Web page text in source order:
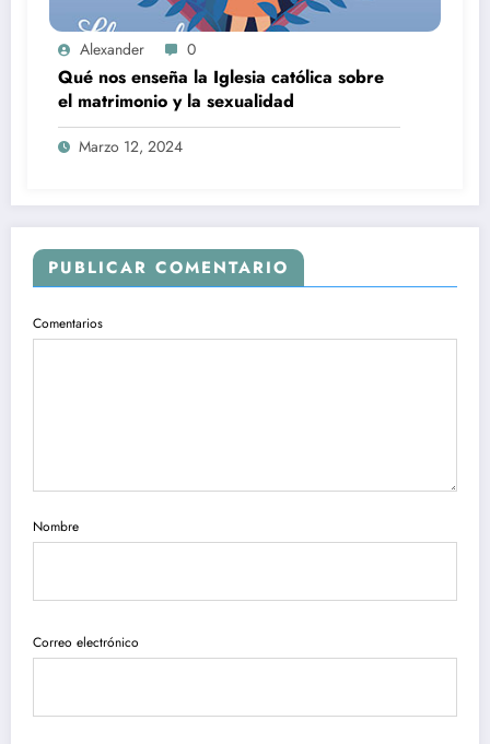
Alexander 0
Qué nos enseña la Iglesia católica sobre
el matrimonio y la sexualidad
Marzo 12, 2024
PUBLICAR COMENTARIO
Comentarios
Nombre
Correo electrónico